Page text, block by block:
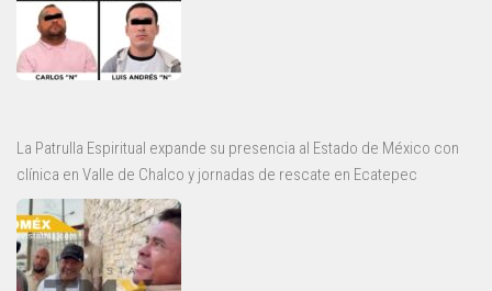
La Patrulla Espiritual expande su presencia al Estado de México con
clínica en Valle de Chalco y jornadas de rescate en Ecatepec